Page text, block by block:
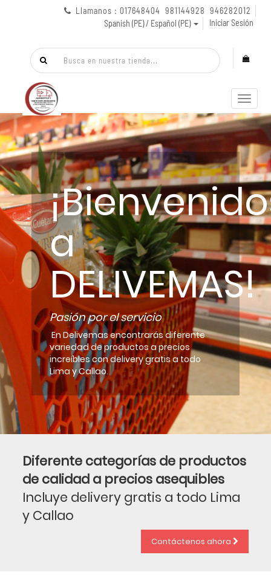
Llamanos : 017648404 981144928 946282012
Spanish (PE) / Español (PE)
Iniciar Sesión
Menú
de
a
DELIVEMAS!
Pasión por el servicio
En Delivemas encontrarás diferente
variedad de productos a precios
increíbles con delivery gratis a todo
Lima y Callao.
Diferente categorías de productos
de calidad a precios asequibles
Incluye delivery gratis a todo Lima
y Callao
Contáctenos ahora